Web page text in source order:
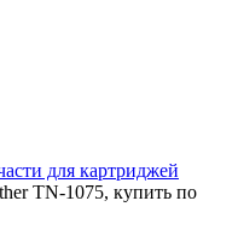
для картриджей
TN-1075, купить по